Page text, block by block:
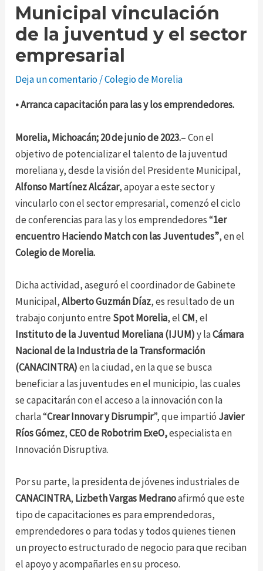
Municipal vinculación
de la juventud y el sector
empresarial
Deja un comentario/Colegio de Morelia
• Arranca capacitación para las y los emprendedores.
Morelia, Michoacán; 20 de junio de 2023.– Con el
objetivo de potencializar el talento de la juventud
moreliana y, desde la visión del Presidente Municipal,
Alfonso Martínez Alcázar, apoyar a este sector y
vincularlo con el sector empresarial, comenzó el ciclo
de conferencias para las y los emprendedores “1er
encuentro Haciendo Match con las Juventudes”, en el
Colegio de Morelia.
Dicha actividad, aseguró el coordinador de Gabinete
Municipal,Alberto Guzmán Díaz, es resultado de un
trabajo conjunto entre Spot Morelia, elCM, el
Instituto de la Juventud Moreliana (IJUM)y laCámara
Nacional de la Industria de la Transformación
(CANACINTRA)en la ciudad, en la que se busca
beneficiar a las juventudes en el municipio, las cuales
se capacitarán con el acceso a la innovación con la
charla “Crear Innovar y Disrumpir”, que impartió Javier
Ríos Gómez,CEO de Robotrim ExeO,especialista en
Innovación Disruptiva.
Por su parte, la presidenta de jóvenes industriales de
CANACINTRA, Lizbeth Vargas Medranoafirmó que este
tipo de capacitaciones es para emprendedoras,
emprendedores o para todas y todos quienes tienen
un proyecto estructurado de negocio para que reciban
el apoyo y acompañarles en su proceso.